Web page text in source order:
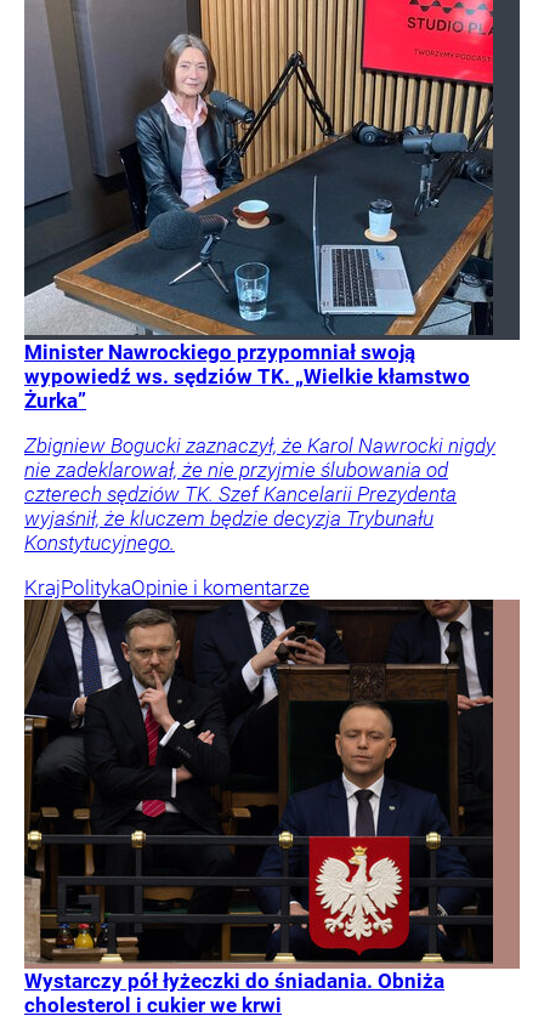
Minister Nawrockiego przypomniał swoją
wypowiedź ws. sędziów TK. „Wielkie kłamstwo
Żurka”
Zbigniew Bogucki zaznaczył, że Karol Nawrocki nigdy
nie zadeklarował, że nie przyjmie ślubowania od
czterech sędziów TK. Szef Kancelarii Prezydenta
wyjaśnił, że kluczem będzie decyzja Trybunału
Konstytucyjnego.
KrajPolitykaOpinie i komentarze
Wystarczy pół łyżeczki do śniadania. Obniża
cholesterol i cukier we krwi